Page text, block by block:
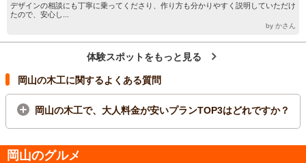
デザインの相談にも丁寧に乗ってくださり、作り方も分かりやすく説明していただけ
たので、安心し...
by かさん
体験スポットをもっと見る
岡山の木工に関するよくある質問
岡山の木工で、大人料金が安いプランTOP3はどれですか？
岡山のグルメ